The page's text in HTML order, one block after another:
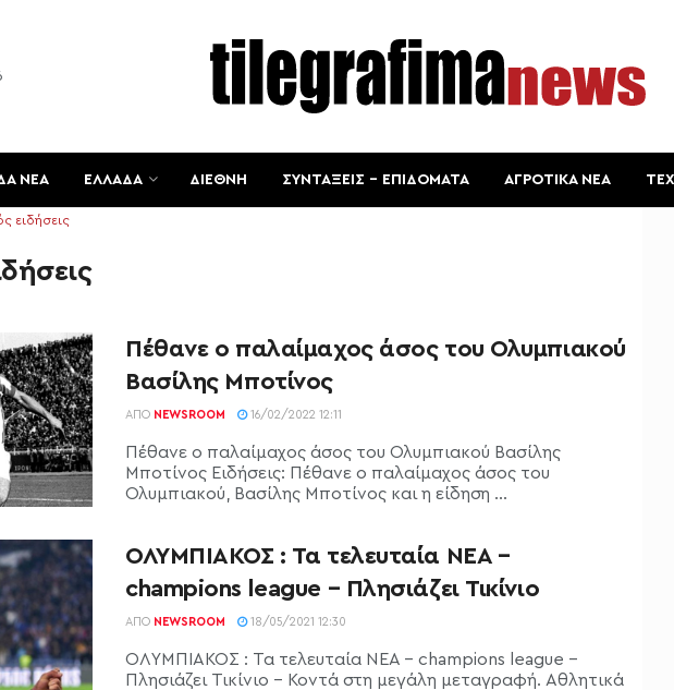
ΝΕΑ ΕΛΛΑΔΑ ΔΙΕΘΝΗ ΣΥΝΤΑΞΕΙΣ – ΕΠΙΔΟΜΑΤΑ ΑΓΡΟΤΙΚΑ ΝΕΑ
ειδήσεις
Πέθανε ο παλαίμαχος άσος του Ολυμπιακού
Βασίλης Μποτίνος
ΑΠΌ NEWSROOM 16/02/2022 12:11
Πέθανε ο παλαίμαχος άσος του Ολυμπιακού Βασίλης
Μποτίνος Ειδήσεις: Πέθανε ο παλαίμαχος άσος του
Ολυμπιακού, Βασίλης Μποτίνος και η είδηση ...
ΟΛΥΜΠΙΑΚΟΣ : Τα τελευταία ΝΕΑ –
champions league – Πλησιάζει Τικίνιο
ΑΠΌ NEWSROOM 18/05/2021 12:30
ΟΛΥΜΠΙΑΚΟΣ : Τα τελευταία ΝΕΑ - champions league -
Πλησιάζει Τικίνιο - Κοντά στη μεγάλη μεταγραφή. Αθλητικά